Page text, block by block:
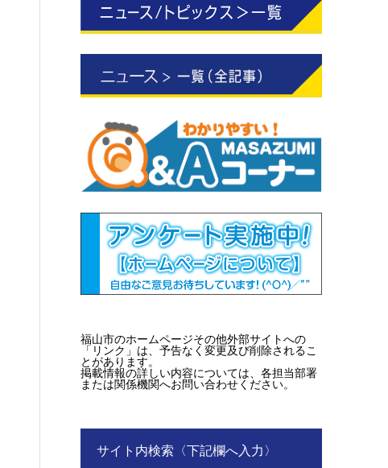
福山市のホームページその他外部サイトへの
「リンク」は、予告なく変更及び削除されるこ
とがあります。
掲載情報の詳しい内容については、各担当部署
または関係機関へお問い合わせください。
サイト内検索〈下記欄へ入力〉